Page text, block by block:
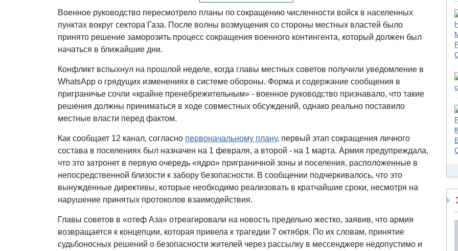
Военное руководство пересмотрело планы по сокращению численности войск в населенных
пунктах вокруг сектора Газа. После волны возмущения со стороны местных властей было
принято решение заморозить процесс сокращения военного контингента, который должен был
начаться в ближайшие дни.
Конфликт вспыхнул на прошлой неделе, когда главы местных советов получили уведомление в
WhatsApp о грядущих изменениях в системе обороны. Форма и содержание сообщения в
приграничье сочли «крайне пренебрежительным» - военное руководство признавало, что такие
решения должны приниматься в ходе совместных обсуждений, однако реально поставило
местные власти перед фактом.
Как сообщает 12 канал, согласно первоначальному плану, первый этап сокращения личного
состава в поселениях был назначен на 1 февраля, а второй - на 1 марта. Армия предупреждала,
что это затронет в первую очередь «ядро» приграничной зоны и поселения, расположенные в
непосредственной близости к забору безопасности. В сообщении подчеркивалось, что это
вынужденные директивы, которые необходимо реализовать в кратчайшие сроки, несмотря на
нарушение принятых протоколов взаимодействия.
Главы советов в «отеф Аза» отреагировали на новость предельно жестко, заявив, что армия
возвращается к концепции, которая привела к трагедии 7 октября. По их словам, принятие
судьбоносных решений о безопасности жителей через рассылку в мессенджере недопустимо и